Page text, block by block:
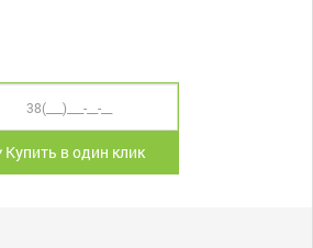
Купить в один клик